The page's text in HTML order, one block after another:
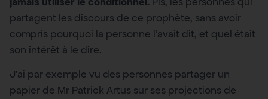
partagent les discours de ce prophète, sans avoir
compris pourquoi la personne l’avait dit, et quel était
son intérêt à le dire.
J’ai par exemple vu des personnes partager un
papier de Mr Patrick Artus sur ses projections de